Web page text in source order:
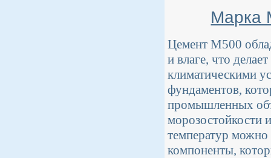
Марка
Цемент М500
и влаге, что
климатическими
фундаментов,
промышленных
морозостойкости
температур можно
компоненты,